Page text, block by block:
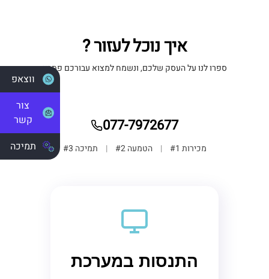
ווצאפ
צור
קשר
תמיכה
איך נוכל לעזור ?
ספרו לנו על העסק שלכם, ונשמח למצוא עבורכם פתרון
077-7972677
מכירות #1 | הטמעה #2 | תמיכה #3
התנסות במערכת